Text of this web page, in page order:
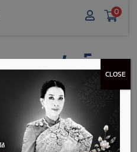
0
รรมฟอร์ดCLOSE